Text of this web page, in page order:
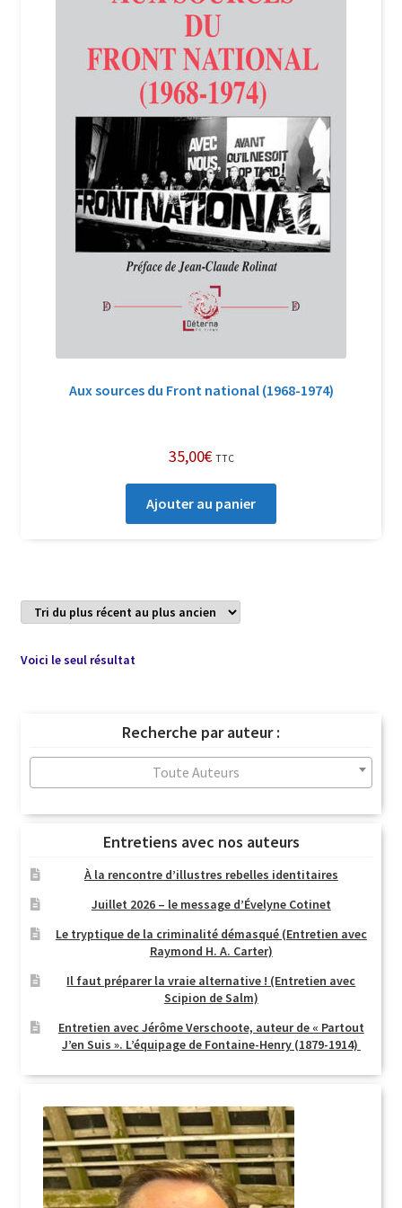
Newsletter
Politique de confidentialité et cookies
Qui sommes-nous ?
Soutien à Philippe Randa
Suivi de la Commande
Aux sources du Front national (1968-1974)
35,00€ TTC
Ajouter au panier
Voici le seul résultat
Recherche par auteur :
Toute Auteurs
Entretiens avec nos auteurs
À la rencontre d’illustres rebelles identitaires
Juillet 2026 – le message d’Évelyne Cotinet
Le tryptique de la criminalité démasqué (Entretien avec
Raymond H. A. Carter)
Il faut préparer la vraie alternative ! (Entretien avec
Scipion de Salm)
Entretien avec Jérôme Verschoote, auteur de « Partout
J’en Suis ». L’équipage de Fontaine-Henry (1879-1914)